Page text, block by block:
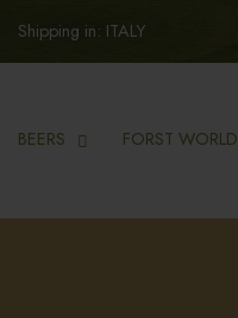
Shipping in: ITALY
BEERS FORST WORLD